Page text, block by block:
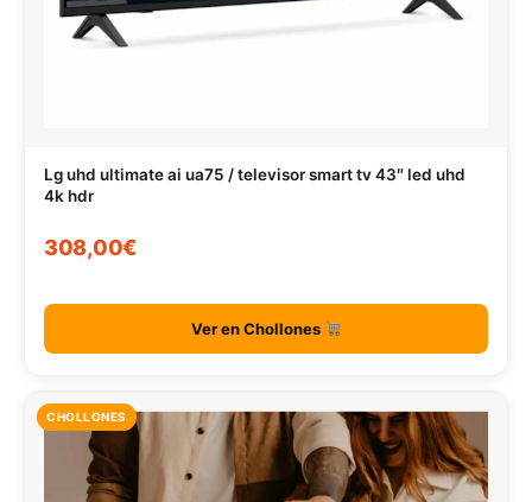
Lg uhd ultimate ai ua75 / televisor smart tv 43″ led uhd
4k hdr
308,00€
Ver en Chollones
CHOLLONES